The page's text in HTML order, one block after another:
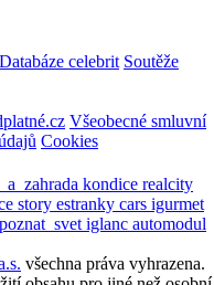
Databáze celebrit Soutěže
Všeobecné smluvní
Cookies
kondice realcity
story estranky cars igurmet
poznat_svet iglanc automodul
všechna práva vyhrazena.